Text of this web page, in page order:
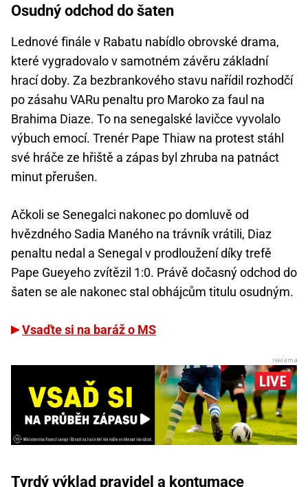
Osudný odchod do šaten
Lednové finále v Rabatu nabídlo obrovské drama,
které vygradovalo v samotném závěru základní
hrací doby. Za bezbrankového stavu nařídil rozhodčí
po zásahu VARu penaltu pro Maroko za faul na
Brahima Diaze. To na senegalské lavičce vyvolalo
výbuch emocí. Trenér Pape Thiaw na protest stáhl
své hráče ze hřiště a zápas byl zhruba na patnáct
minut přerušen.
Ačkoli se Senegalci nakonec po domluvě od
hvězdného Sadia Maného na trávník vrátili, Diaz
penaltu nedal a Senegal v prodloužení díky trefě
Pape Gueyeho zvítězil 1:0. Právě dočasný odchod do
šaten se ale nakonec stal obhájcům titulu osudným.
Vsaďte si na baráž o MS
Tvrdý výklad pravidel a kontumace